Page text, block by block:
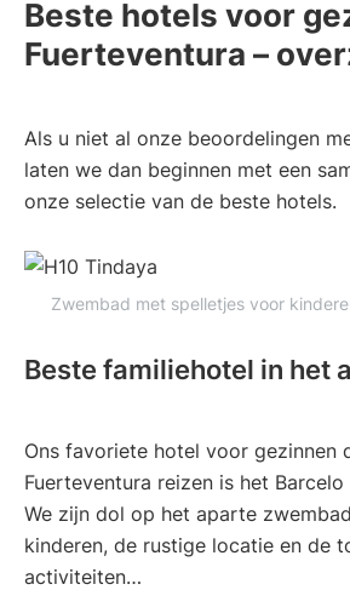
Beste hotels voor
Fuerteventura –
Als u niet al onze beoordelingen
laten we dan beginnen met een
onze selectie van de beste hotels.
Zwembad met spelletjes voor
Beste familiehotel in het
Ons favoriete hotel voor gezinnen
Fuerteventura reizen is het
We zijn dol op het aparte
kinderen, de rustige locatie en de
activiteiten…